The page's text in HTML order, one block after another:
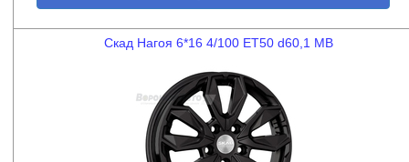
Скад Нагоя 6*16 4/100 ET50 d60,1 MB